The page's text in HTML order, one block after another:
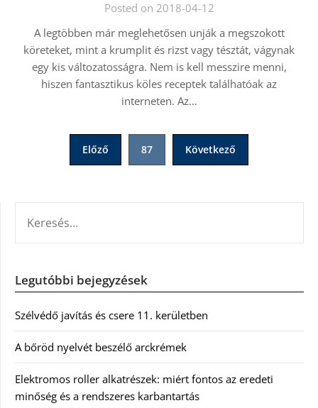
Posted on 2018-04-12
A legtöbben már meglehetősen unják a megszokott
köreteket, mint a krumplit és rizst vagy tésztát, vágynak
egy kis változatosságra. Nem is kell messzire menni,
hiszen fantasztikus köles receptek találhatóak az
interneten. Az…
BejegyzésekElőző 87 Következő
Legutóbbi bejegyzések
Szélvédő javítás és csere 11. kerületben
A bőröd nyelvét beszélő arckrémek
Elektromos roller alkatrészek: miért fontos az eredeti
minőség és a rendszeres karbantartás